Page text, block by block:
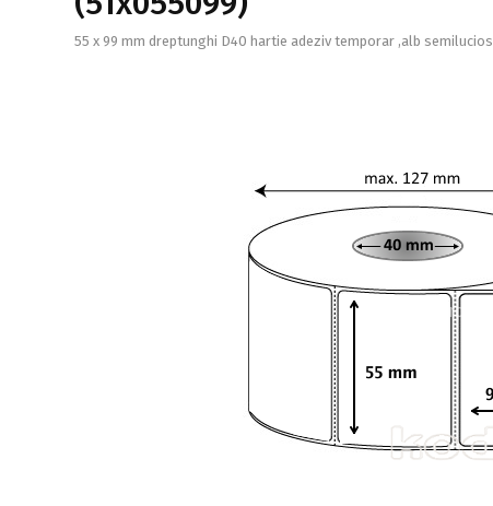
55 x 99 mm dreptunghi D40 hartie adeziv temporar ,alb semilucios